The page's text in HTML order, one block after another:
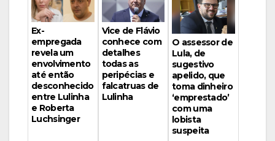
Ex-
empregada
revela um
envolvimento
até então
desconhecido
entre Lulinha
e Roberta
Luchsinger
Vice de Flávio
conhece com
detalhes
todas as
peripécias e
falcatruas de
Lulinha
O assessor de
Lula, de
sugestivo
apelido, que
toma dinheiro
‘emprestado’
com uma
lobista
suspeita